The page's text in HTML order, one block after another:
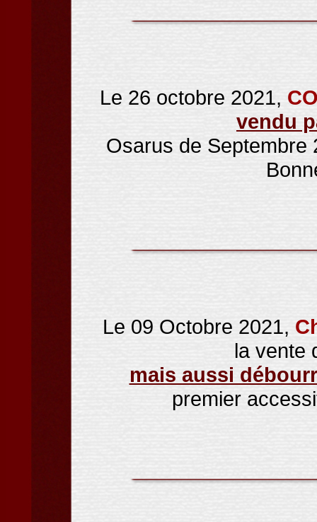
Le 26 octobre 2021,
vendu
Osarus de Septembre
Le 09 Octobre 2021,
la vente
mais aussi
premier